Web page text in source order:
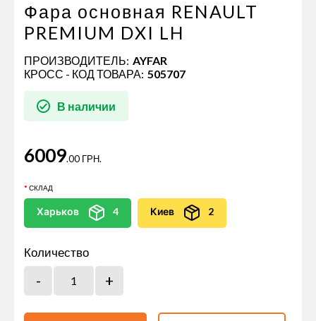
Фара основная RENAULT
PREMIUM DXI LH
ПРОИЗВОДИТЕЛЬ: AYFAR
КРОСС - КОД ТОВАРА: 505707
В наличии
6009.00 ГРН.
СКЛАД
Харьков 4 Киев 2
Количество